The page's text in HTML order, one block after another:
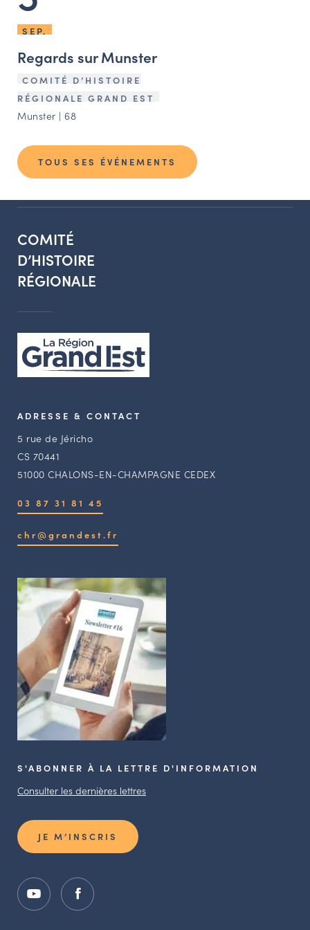
SEP.
Regards sur Munster
COMITÉ D’HISTOIRE
RÉGIONALE GRAND EST
Munster | 68
TOUS SES ÉVÉNEMENTS
COMITÉ
D’HISTOIRE
RÉGIONALE
ADRESSE & CONTACT
5 rue de Jéricho
CS 70441
51000 CHALONS-EN-CHAMPAGNE CEDEX
03 87 31 81 45
chr@grandest.fr
S'ABONNER À LA LETTRE D'INFORMATION
Consulter les dernières lettres
JE M’INSCRIS